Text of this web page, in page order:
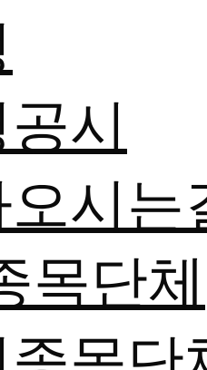
시
오시는
목단체